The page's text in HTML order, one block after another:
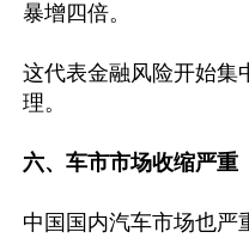
暴增四倍。
这代表金融风险开始集
理。
六、车市市场收缩严重
中国国内汽车市场也严